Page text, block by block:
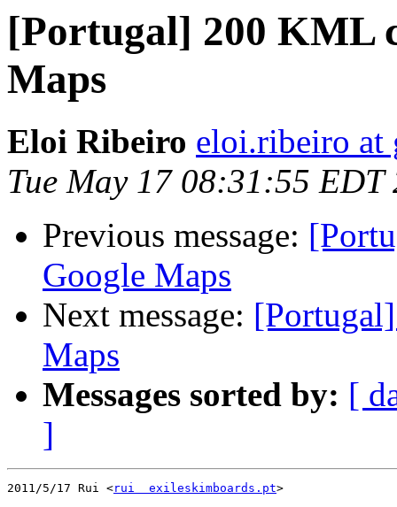
[Portugal] 200 KML
Maps
Eloi Ribeiro eloi.ribeiro at
Tue May 17 08:31:55 EDT
Previous message:
Google Maps
Next message:
Maps
Messages sorted by: [
]
2011/5/17 Rui <rui  exileskimboards.pt>